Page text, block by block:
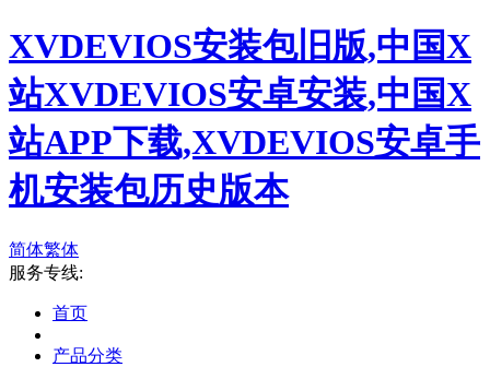
XVDEVIOS安装包旧版,中国X
站XVDEVIOS安卓安装,中国X
站APP下载,XVDEVIOS安卓手
机安装包历史版本
简体繁体
服务专线:
首页
产品分类